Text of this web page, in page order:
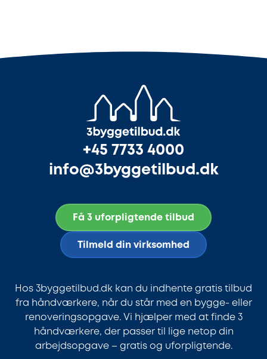
+45 7733 4000
info@3byggetilbud.dk
Få 3 uforpligtende tilbud
Tilmeld din virksomhed
Hos 3byggetilbud.dk kan du indhente gratis tilbud
fra håndværkere, når du står med en bygge- eller
renoveringsopgave. Vi hjælper med at finde 3
håndværkere, der passer til lige netop din
arbejdsopgave – gratis og uforpligtende.